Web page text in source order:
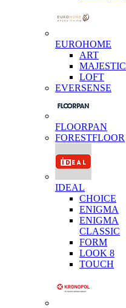
EUROHOME
ART
MAJESTIC
LOFT
EVERSENSE
FLOORPAN
FORESTFLOOR
IDEAL
CHOICE
ENIGMA
ENIGMA
CLASSIC
FORM
LOOK 8
TOUCH